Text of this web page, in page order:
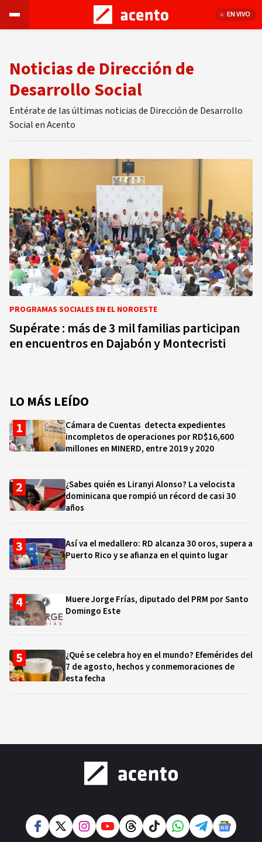
EN VIVO
Noticias de Dirección de
Desarrollo Social
Entérate de las últimas noticias de Dirección de Desarrollo
Social en Acento
PROGRAMAS SOCIALES EN EL NOROESTE
Supérate : más de 3 mil familias participan
en encuentros en Dajabón y Montecristi
LO MÁS LEÍDO
Cámara de Cuentas detecta expedientes
incompletos de operaciones por RD$16,600
millones en MINERD, entre 2019 y 2020
¿Sabes quién es Liranyi Alonso? La velocista
dominicana que rompió un récord de casi 30
años
Así va el medallero: RD alcanza 30 oros, supera a
Puerto Rico y se afianza en el quinto lugar
Muere Jorge Frías, diputado del PRM por Santo
Domingo Este
¿Qué se celebra hoy en el mundo? Efemérides del
7 de agosto, hechos y conmemoraciones de
esta fecha